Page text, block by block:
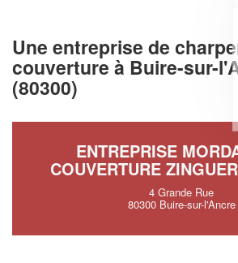
Une entreprise de
couverture à Buire-sur-
(80300)
ENTREPRISE
COUVERTURE
4 Grande Rue
80300 Buire-sur-l'Ancre
vosmargestout en
nouveaux clients !